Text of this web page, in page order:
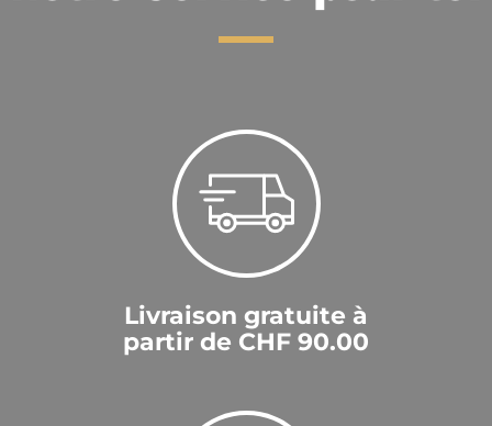
Gute Qualität und Preis, prompte Lieferung. Danke
Livraison gratuite à
partir de CHF 90.00